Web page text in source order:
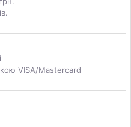
VISA/Mastercard